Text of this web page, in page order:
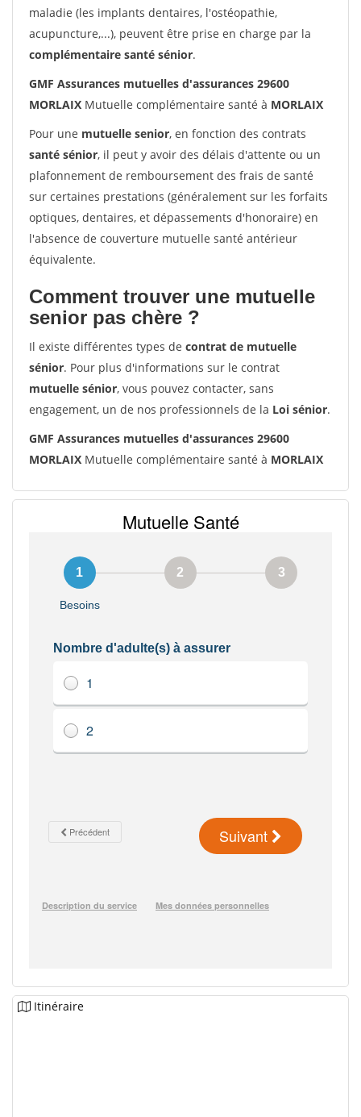
maladie (les implants dentaires, l'ostéopathie,
acupuncture,...), peuvent être prise en charge par la
complémentaire santé sénior.
GMF Assurances mutuelles d'assurances 29600
MORLAIX Mutuelle complémentaire santé à MORLAIX
Pour une mutuelle senior, en fonction des contrats
santé sénior, il peut y avoir des délais d'attente ou un
plafonnement de remboursement des frais de santé
sur certaines prestations (généralement sur les forfaits
optiques, dentaires, et dépassements d'honoraire) en
l'absence de couverture mutuelle santé antérieur
équivalente.
Comment trouver une mutuelle
senior pas chère ?
Il existe différentes types de contrat de mutuelle
sénior. Pour plus d'informations sur le contrat
mutuelle sénior, vous pouvez contacter, sans
engagement, un de nos professionnels de la Loi sénior.
GMF Assurances mutuelles d'assurances 29600
MORLAIX Mutuelle complémentaire santé à MORLAIX
Itinéraire